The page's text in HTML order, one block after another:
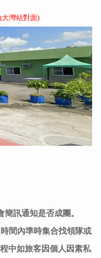
大灣站對面)
訊通知是否成團。
間內準時集合找領隊或
中如旅客因個人因素私